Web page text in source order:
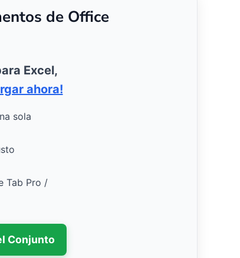
de Office
Excel,
ahora!
sola
Tab Pro /
Conjunto